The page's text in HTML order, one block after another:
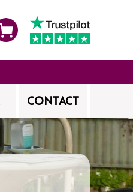
CONTACT